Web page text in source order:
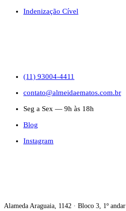
Indenização Cível
(11) 93004-4411
contato@almeidaematos.com.br
Seg a Sex — 9h às 18h
Blog
Instagram
Alameda Araguaia, 1142 · Bloco 3, 1º andar